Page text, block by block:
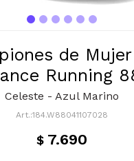
de
Running
Celeste - Azul Marino
184.W88041107028
$ 7.690